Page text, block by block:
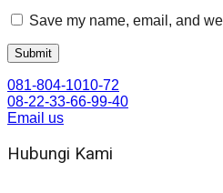
Save my name, email, and
081-804-1010-72
08-22-33-66-99-40
Email us
Hubungi Kami